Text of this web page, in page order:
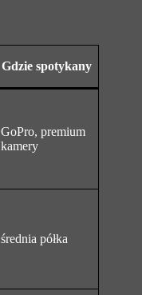
Gdzie spotykany
GoPro, premium
kamery
średnia półka